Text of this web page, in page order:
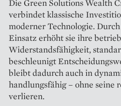
Die Green Solutions Wealth
verbindet klassische
moderner Technologie.
Einsatz erhöht sie ihre
Widerstandsfähigkeit,
beschleunigt
bleibt dadurch auch in
handlungsfähig – ohne seine
verlieren.